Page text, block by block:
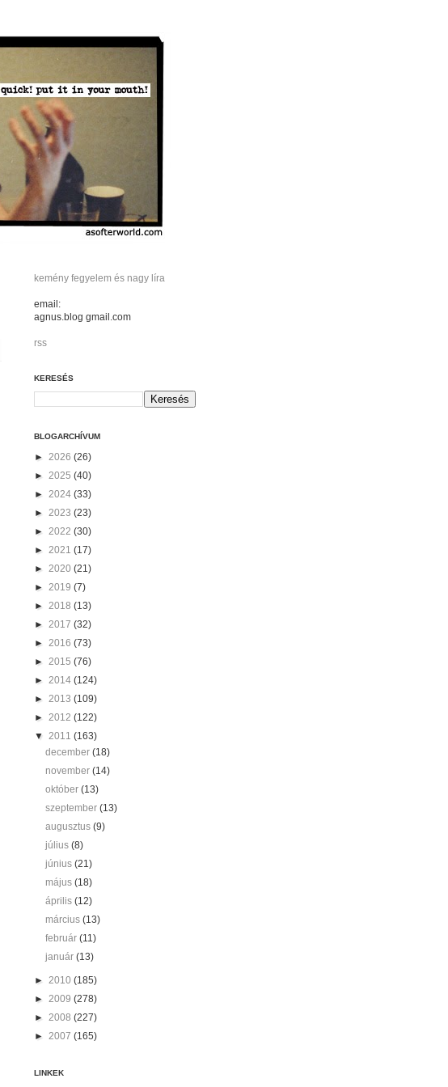
kemény fegyelem és nagy líra
email:
agnus.blog gmail.com
rss
KERESÉS
BLOGARCHÍVUM
► 2026 (26)
► 2025 (40)
► 2024 (33)
► 2023 (23)
► 2022 (30)
► 2021 (17)
► 2020 (21)
► 2019 (7)
► 2018 (13)
► 2017 (32)
► 2016 (73)
► 2015 (76)
► 2014 (124)
► 2013 (109)
► 2012 (122)
▼ 2011 (163)
december(18)
november(14)
október(13)
szeptember(13)
augusztus(9)
július(8)
június(21)
május(18)
április(12)
március(13)
február(11)
január(13)
► 2010 (185)
► 2009 (278)
► 2008 (227)
► 2007 (165)
LINKEK